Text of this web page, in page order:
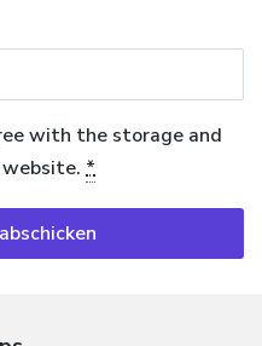
with the storage and
*